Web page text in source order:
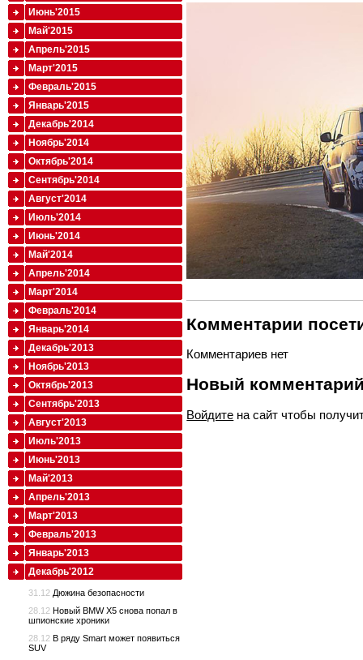
Комментарии
Комментариев нет
Новый
Войдите на сайт чтобы
Июнь'2015
Май'2015
Апрель'2015
Март'2015
Февраль'2015
Январь'2015
Декабрь'2014
Ноябрь'2014
Октябрь'2014
Сентябрь'2014
Август'2014
Июль'2014
Июнь'2014
Май'2014
Апрель'2014
Март'2014
Февраль'2014
Январь'2014
Декабрь'2013
Ноябрь'2013
Октябрь'2013
Сентябрь'2013
Август'2013
Июль'2013
Июнь'2013
Май'2013
Апрель'2013
Март'2013
Февраль'2013
Январь'2013
Декабрь'2012
31.12 Дюжина безопасности
28.12 Новый BMW X5 снова попал в
шпионские хроники
28.12 В ряду Smart может появиться
SUV